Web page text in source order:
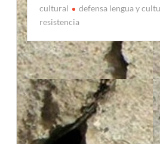
cultural
defensa lengua y
resistencia